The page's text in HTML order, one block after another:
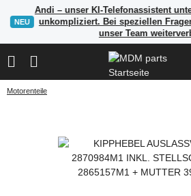
NEU
Andi – unser KI-Telefonassistent
unkompliziert. Bei speziellen
unser Team
Motorenteile